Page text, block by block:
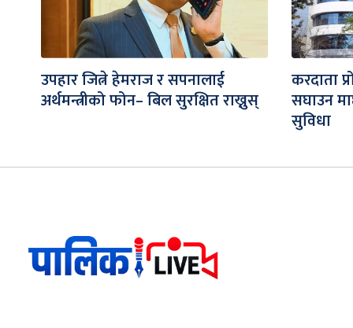
उपहार जित्ने हेमराज र सपनालाई
अर्थमन्त्रीको फोन– बिल सुरक्षित राख्नुस्
करदाता
सघाउन
सुविधा